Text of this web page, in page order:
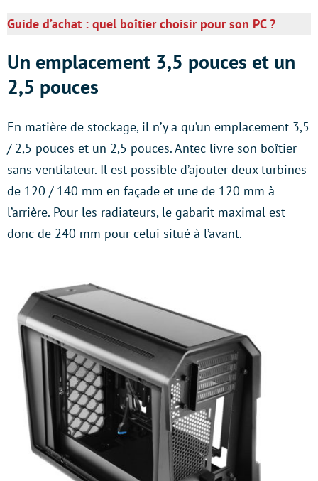
Guide d’achat : quel boîtier choisir pour son PC ?
Un emplacement 3,5 pouces et un
2,5 pouces
En matière de stockage, il n’y a qu’un emplacement 3,5
/ 2,5 pouces et un 2,5 pouces. Antec livre son boîtier
sans ventilateur. Il est possible d’ajouter deux turbines
de 120 / 140 mm en façade et une de 120 mm à
l’arrière. Pour les radiateurs, le gabarit maximal est
donc de 240 mm pour celui situé à l’avant.